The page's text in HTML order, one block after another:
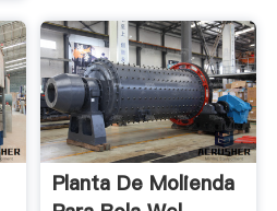
Planta De Molienda